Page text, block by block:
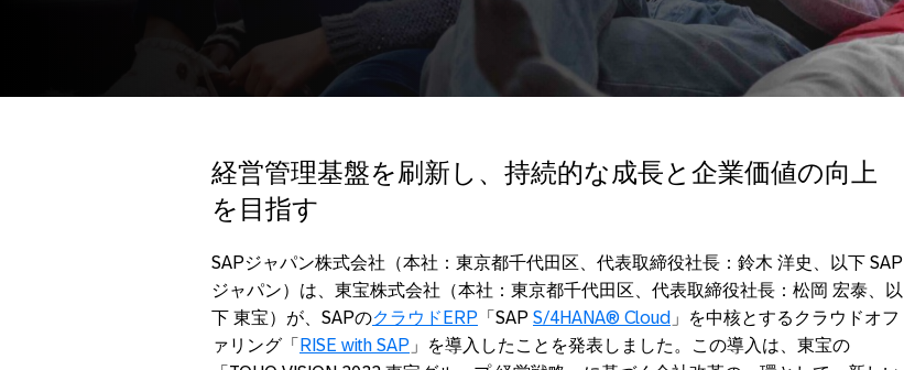
経営管理基盤を刷新し、持続的な成長と企業価値の向上
を目指す
SAPジャパン株式会社（本社：東京都千代田区、代表取締役社長：鈴木 洋史、以下 SAP
ジャパン）は、東宝株式会社（本社：東京都千代田区、代表取締役社長：松岡 宏泰、以
下 東宝）が、SAPのクラウドERP 「SAP S/4HANA® Cloud 」を中核とするクラウドオフ
ァリング「 RISE with SAP 」を導入したことを発表しました。この導入は、東宝の